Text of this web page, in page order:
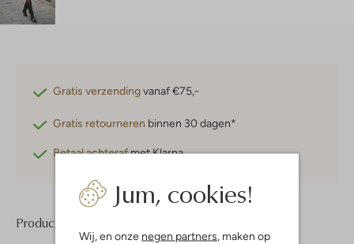
Jum, cookies!
Wij, en onze negen partners, maken op
Gratis verzendingvanaf €75,-
Gratis retourneren binnen 30 dagen*
Betaal achterafmet Klarna
Product informatie